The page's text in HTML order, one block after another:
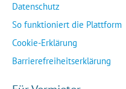
Datenschutz
So funktioniert die Plattform
Cookie-Erklärung
Barrierefreiheitserklärung